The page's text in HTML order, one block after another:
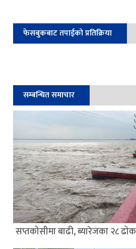
फेसबुकबाट तपाईको प्रतिक्रिया
सम्बन्धित समाचार
सप्तकोसीमा बाढी, ब्यारेजका २८